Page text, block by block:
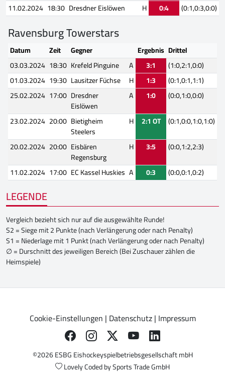
11.02.2024 18:30 Dresdner Eislöwen H 0:4 (0:1,0:3,0:0)
Ravensburg Towerstars
Datum Zeit Gegner Ergebnis Drittel
03.03.2024 18:30 Krefeld Pinguine A 3:1
(1:0,2:1,0:0)
01.03.2024 19:30 Lausitzer Füchse H 1:3
(0:1,0:1,1:1)
25.02.2024 17:00 Dresdner
Eislöwen
A 1:0
(0:0,1:0,0:0)
23.02.2024 20:00 Bietigheim
Steelers
H 2:1 OT (0:1,0:0,1:0,1:0)
20.02.2024 20:00 Eisbären
Regensburg
H 3:5
(0:0,1:2,2:3)
11.02.2024 17:00 EC Kassel Huskies A 0:3 (0:0,0:1,0:2)
LEGENDE
Vergleich bezieht sich nur auf die ausgewählte Runde!
S2 = Siege mit 2 Punkte (nach Verlängerung oder nach Penalty)
S1 = Niederlage mit 1 Punkt (nach Verlängerung oder nach Penalty)
∅ = Durschnitt des jeweiligen Bereich (Bei Zuschauer zählen die
Heimspiele)
Cookie-Einstellungen | Datenschutz| Impressum
©2026 ESBG Eishockeyspielbetriebsgesellschaft mbH
Lovely Coded bySports Trade GmbH